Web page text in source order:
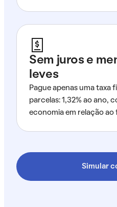
Sem juros e
leves
Pague apenas uma taxa
parcelas: 1,32% ao ano,
economia em relação
Simular